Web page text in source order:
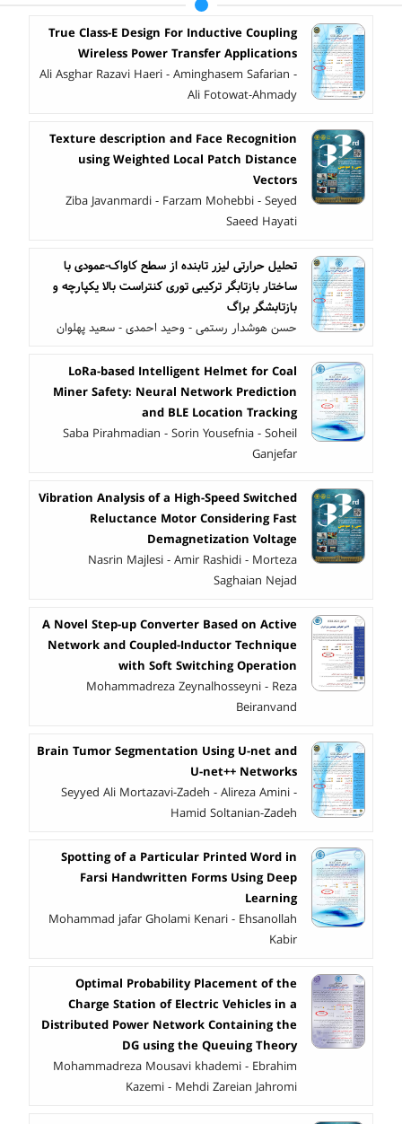
True Class-E Design For Inductive Coupling
Wireless Power Transfer Applications
Ali Asghar Razavi Haeri - Aminghasem Safarian -
Ali Fotowat-Ahmady
Texture description and Face Recognition
using Weighted Local Patch Distance
Vectors
Ziba Javanmardi - Farzam Mohebbi - Seyed
Saeed Hayati
تحلیل حرارتی لیزر تابنده از سطح کاواک-عمودی با
ساختار بازتابگر ترکیبی توری کنتراست بالا یکپارچه و
بازتابشگر براگ
حسن هوشدار رستمی - وحید احمدی - سعید پهلوان
LoRa-based Intelligent Helmet for Coal
Miner Safety: Neural Network Prediction
and BLE Location Tracking
Saba Pirahmadian - Sorin Yousefnia - Soheil
Ganjefar
Vibration Analysis of a High-Speed Switched
Reluctance Motor Considering Fast
Demagnetization Voltage
Nasrin Majlesi - Amir Rashidi - Morteza
Saghaian Nejad
A Novel Step-up Converter Based on Active
Network and Coupled-Inductor Technique
with Soft Switching Operation
Mohammadreza Zeynalhosseyni - Reza
Beiranvand
Brain Tumor Segmentation Using U-net and
U-net++ Networks
Seyyed Ali Mortazavi-Zadeh - Alireza Amini -
Hamid Soltanian-Zadeh
Spotting of a Particular Printed Word in
Farsi Handwritten Forms Using Deep
Learning
Mohammad jafar Gholami Kenari - Ehsanollah
Kabir
Optimal Probability Placement of the
Charge Station of Electric Vehicles in a
Distributed Power Network Containing the
DG using the Queuing Theory
Mohammadreza Mousavi khademi - Ebrahim
Kazemi - Mehdi Zareian Jahromi